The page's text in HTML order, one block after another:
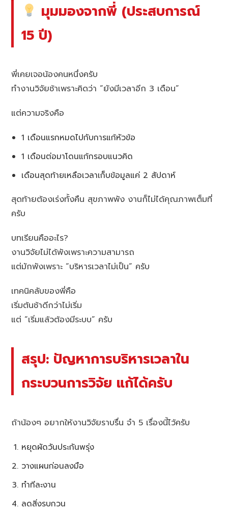
มุมมองจากพี่ (ประสบการณ์
15 ปี)
พี่เคยเจอน้องคนหนึ่งครับ
ทำงานวิจัยช้าเพราะคิดว่า “ยังมีเวลาอีก 3 เดือน”
แต่ความจริงคือ
1 เดือนแรกหมดไปกับการแก้หัวข้อ
1 เดือนต่อมาโดนแก้กรอบแนวคิด
เดือนสุดท้ายเหลือเวลาเก็บข้อมูลแค่ 2 สัปดาห์
สุดท้ายต้องเร่งทั้งคืน สุขภาพพัง งานก็ไม่ได้คุณภาพเต็มที่
ครับ
บทเรียนคืออะไร?
งานวิจัยไม่ได้พังเพราะความสามารถ
แต่มักพังเพราะ “บริหารเวลาไม่เป็น” ครับ
เทคนิคลับของพี่คือ
เริ่มต้นช้าดีกว่าไม่เริ่ม
แต่ “เริ่มแล้วต้องมีระบบ” ครับ
สรุป: ปัญหาการบริหารเวลาใน
กระบวนการวิจัย แก้ได้ครับ
ถ้าน้องๆ อยากให้งานวิจัยราบรื่น จำ 5 เรื่องนี้ไว้ครับ
หยุดผัดวันประกันพรุ่ง
วางแผนก่อนลงมือ
ทำทีละงาน
ลดสิ่งรบกวน